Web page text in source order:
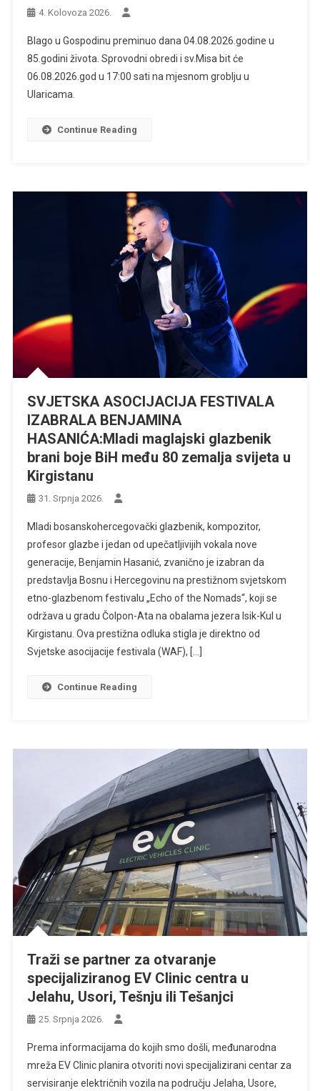
4. Kolovoza 2026.
Blago u Gospodinu preminuo dana 04.08.2026.godine u
85.godini života. Sprovodni obredi i sv.Misa bit će
06.08.2026.god u 17:00 sati na mjesnom groblju u
Ularicama.
Continue Reading
SVJETSKA ASOCIJACIJA FESTIVALA
IZABRALA BENJAMINA
HASANIĆA:Mladi maglajski glazbenik
brani boje BiH među 80 zemalja svijeta u
Kirgistanu
31. Srpnja 2026.
Mladi bosanskohercegovački glazbenik, kompozitor,
profesor glazbe i jedan od upečatljivijih vokala nove
generacije, Benjamin Hasanić, zvanično je izabran da
predstavlja Bosnu i Hercegovinu na prestižnom svjetskom
etno-glazbenom festivalu „Echo of the Nomads“, koji se
održava u gradu Čolpon-Ata na obalama jezera Isik-Kul u
Kirgistanu. Ova prestižna odluka stigla je direktno od
Svjetske asocijacije festivala (WAF), […]
Continue Reading
Traži se partner za otvaranje
specijaliziranog EV Clinic centra u
Jelahu, Usori, Tešnju ili Tešanjci
25. Srpnja 2026.
Prema informacijama do kojih smo došli, međunarodna
mreža EV Clinic planira otvoriti novi specijalizirani centar za
servisiranje električnih vozila na području Jelaha, Usore,